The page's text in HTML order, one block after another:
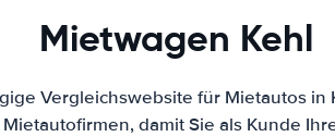
Mietwagen Kehl
Vergleichswebsite für Mietautos in
damit Sie als Kunde